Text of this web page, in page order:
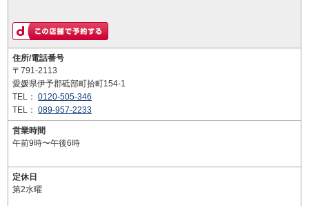
住所/電話番号
〒791-2113
愛媛県伊予郡砥部町拾町154-1
TEL： 0120-505-346
TEL： 089-957-2233
営業時間
午前9時〜午後6時
定休日
第2水曜